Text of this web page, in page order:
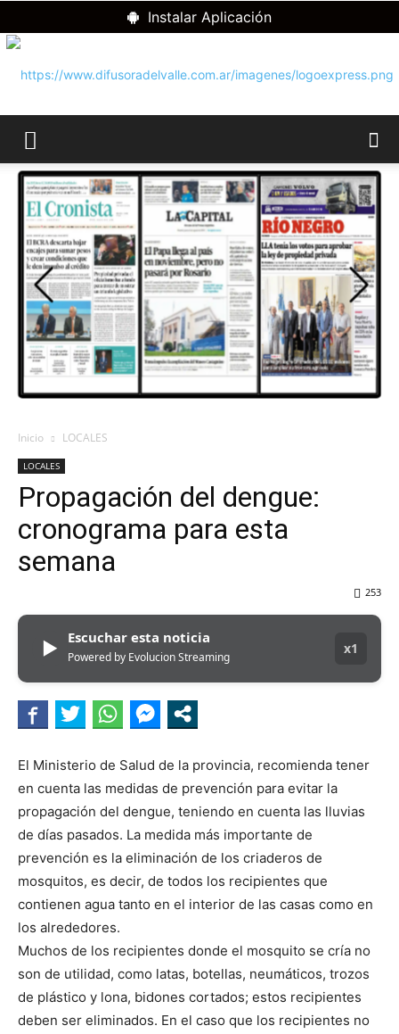
Instalar Aplicación
DIFUSORA
DEL
VALLE
Inicio LOCALES
LOCALES
Propagación del dengue:
cronograma para esta
semana
253
▶ Escuchar esta noticia
Powered by Evolucion Streaming
x1
El Ministerio de Salud de la provincia, recomienda tener
en cuenta las medidas de prevención para evitar la
propagación del dengue, teniendo en cuenta las lluvias
de días pasados. La medida más importante de
prevención es la eliminación de los criaderos de
mosquitos, es decir, de todos los recipientes que
contienen agua tanto en el interior de las casas como en
los alrededores.
Muchos de los recipientes donde el mosquito se cría no
son de utilidad, como latas, botellas, neumáticos, trozos
de plástico y lona, bidones cortados; estos recipientes
deben ser eliminados. En el caso que los recipientes no